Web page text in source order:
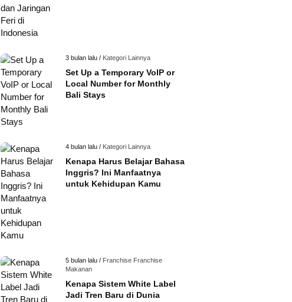
3 bulan lalu / Kategori Lainnya
Set Up a Temporary VoIP or
Local Number for Monthly
Bali Stays
4 bulan lalu / Kategori Lainnya
Kenapa Harus Belajar Bahasa
Inggris? Ini Manfaatnya
untuk Kehidupan Kamu
5 bulan lalu / Franchise Franchise
Makanan
Kenapa Sistem White Label
Jadi Tren Baru di Dunia